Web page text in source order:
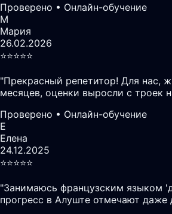
Проверено • Онлайн-обучение
М
Мария
26.02.2026
⭐️⭐️⭐️⭐️⭐️
"Прекрасный репетитор! Для нас,
месяцев, оценки выросли с троек
Проверено • Онлайн-обучение
Е
Елена
24.12.2025
⭐️⭐️⭐️⭐️⭐️
"Занимаюсь французским языком
прогресс в Алуште отмечают даже